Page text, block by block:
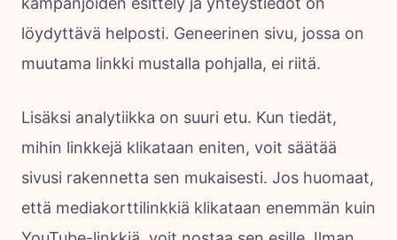
löydyttävä helposti. Geneerinen sivu, jossa on
muutama linkki mustalla pohjalla, ei riitä.
Lisäksi analytiikka on suuri etu. Kun tiedät,
mihin linkkejä klikataan eniten, voit säätää
sivusi rakennetta sen mukaisesti. Jos huomaat,
että mediakorttilinkkiä klikataan enemmän kuin